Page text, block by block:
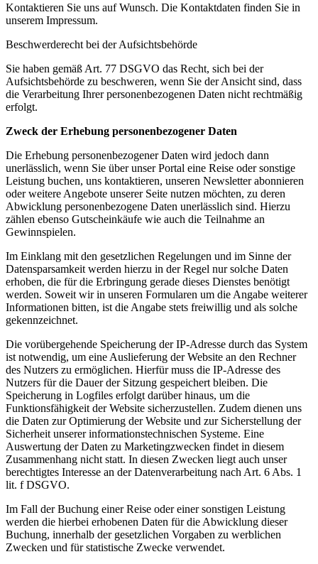
Kontaktieren Sie uns auf Wunsch. Die Kontaktdaten finden Sie in
unserem Impressum.
Beschwerderecht bei der Aufsichtsbehörde
Sie haben gemäß Art. 77 DSGVO das Recht, sich bei der
Aufsichtsbehörde zu beschweren, wenn Sie der Ansicht sind, dass
die Verarbeitung Ihrer personenbezogenen Daten nicht rechtmäßig
erfolgt.
Zweck der Erhebung personenbezogener Daten
Die Erhebung personenbezogener Daten wird jedoch dann
unerlässlich, wenn Sie über unser Portal eine Reise oder sonstige
Leistung buchen, uns kontaktieren, unseren Newsletter abonnieren
oder weitere Angebote unserer Seite nutzen möchten, zu deren
Abwicklung personenbezogene Daten unerlässlich sind. Hierzu
zählen ebenso Gutscheinkäufe wie auch die Teilnahme an
Gewinnspielen.
Im Einklang mit den gesetzlichen Regelungen und im Sinne der
Datensparsamkeit werden hierzu in der Regel nur solche Daten
erhoben, die für die Erbringung gerade dieses Dienstes benötigt
werden. Soweit wir in unseren Formularen um die Angabe weiterer
Informationen bitten, ist die Angabe stets freiwillig und als solche
gekennzeichnet.
Die vorübergehende Speicherung der IP-Adresse durch das System
ist notwendig, um eine Auslieferung der Website an den Rechner
des Nutzers zu ermöglichen. Hierfür muss die IP-Adresse des
Nutzers für die Dauer der Sitzung gespeichert bleiben. Die
Speicherung in Logfiles erfolgt darüber hinaus, um die
Funktionsfähigkeit der Website sicherzustellen. Zudem dienen uns
die Daten zur Optimierung der Website und zur Sicherstellung der
Sicherheit unserer informationstechnischen Systeme. Eine
Auswertung der Daten zu Marketingzwecken findet in diesem
Zusammenhang nicht statt. In diesen Zwecken liegt auch unser
berechtigtes Interesse an der Datenverarbeitung nach Art. 6 Abs. 1
lit. f DSGVO.
Im Fall der Buchung einer Reise oder einer sonstigen Leistung
werden die hierbei erhobenen Daten für die Abwicklung dieser
Buchung, innerhalb der gesetzlichen Vorgaben zu werblichen
Zwecken und für statistische Zwecke verwendet.